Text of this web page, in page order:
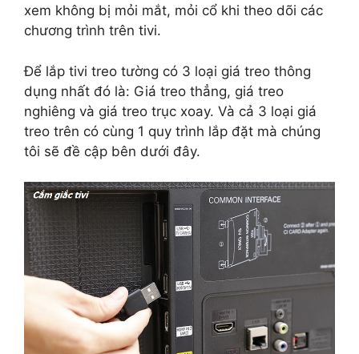
xem không bị mỏi mắt, mỏi cổ khi theo dõi các
chương trình trên tivi.
Để lắp tivi treo tường có 3 loại giá treo thông
dụng nhất đó là: Giá treo thẳng, giá treo
nghiêng và giá treo trục xoay. Và cả 3 loại giá
treo trên có cùng 1 quy trình lắp đặt mà chúng
tôi sẽ đề cập bên dưới đây.